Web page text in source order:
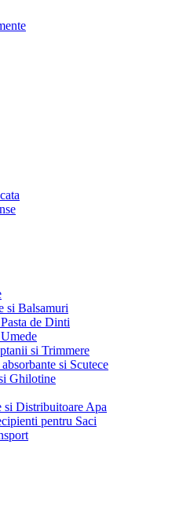
si Balsamuri
de Dinti
si Trimmere
si Scutece
Ghilotine
si Distribuitoare Apa
pentru Saci